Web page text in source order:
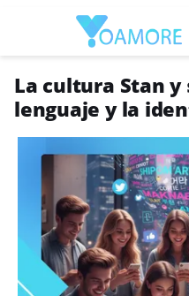
La cultura Stan
lenguaje y la